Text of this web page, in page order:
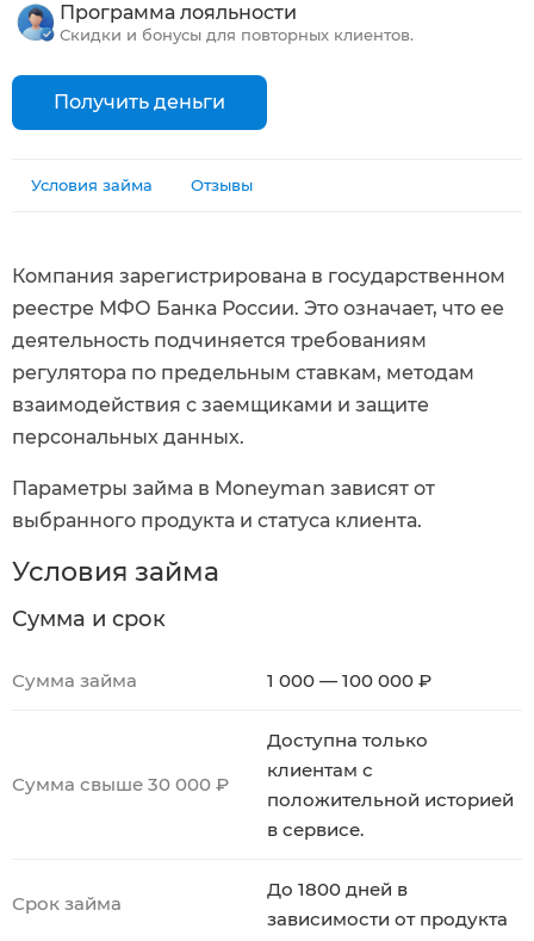
Программа лояльности
Скидки и бонусы для повторных клиентов.
Получить деньги
Условия займа Отзывы
Компания зарегистрирована в государственном
реестре МФО Банка России. Это означает, что ее
деятельность подчиняется требованиям
регулятора по предельным ставкам, методам
взаимодействия с заемщиками и защите
персональных данных.
Параметры займа в Moneyman зависят от
выбранного продукта и статуса клиента.
Условия займа
Сумма и срок
Сумма займа 1 000 — 100 000 ₽
Сумма свыше 30 000 ₽
Доступна только
клиентам с
положительной историей
в сервисе.
Срок займа
До 1800 дней в
зависимости от продукта